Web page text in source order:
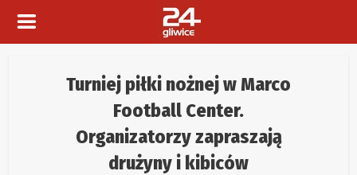
Turniej piłki nożnej w Marco
Football Center.
Organizatorzy zapraszają
drużyny i kibiców